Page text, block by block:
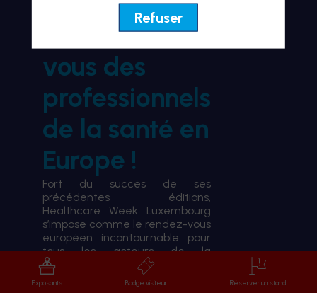
BIENVENUE À HWL26
le rendez-
vous des
professionnels
de la santé en
Europe !
Fort du succès de ses
précédentes éditions,
Healthcare Week Luxembourg
s’impose comme le rendez-vous
européen incontournable pour
tous les acteurs de la
transformation du système de
santé.
Exposants Badge visiteur Réserver un stand
Refuser